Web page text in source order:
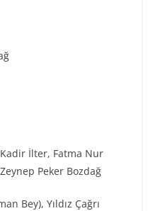
İlter, Fatma Nur
Peker Bozdağ
Bey), Yıldız Çağrı